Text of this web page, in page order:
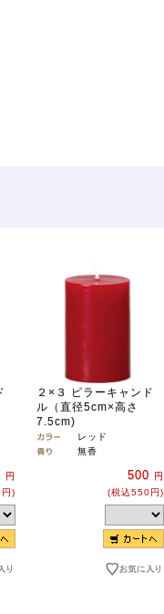
円
)
２×３ ピラーキャンド
ル（直径5cm×高さ
7.5cm)
レッド
無香
500
円
(税込550円)